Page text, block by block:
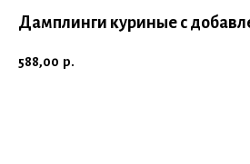
Дамплинги куриные с
588,00 р.